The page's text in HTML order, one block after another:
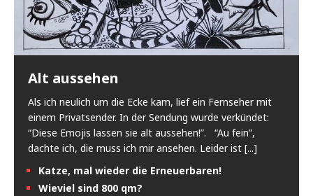
Alt aussehen
Als ich neulich um die Ecke kam, lief ein Fernseher mit
einem Privatsender. In der Sendung wurde verkündet:
“Diese Emojis lassen sie alt aussehen!”. “Au fein”,
dachte ich, die muss ich mir ansehen. Leider ist [...]
Katze, mal wieder die Erneuerbaren!
Wieviel sind 800 qm?